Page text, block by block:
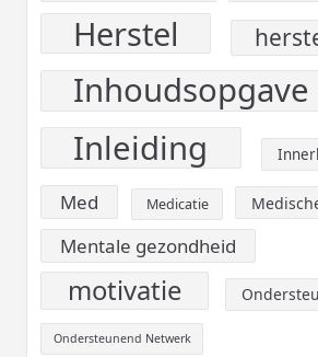
Herstel
Inhoudsopgave
Inleiding
Med Medicatie
Mentale gezondheid
motivatie
Ondersteunend Netwerk